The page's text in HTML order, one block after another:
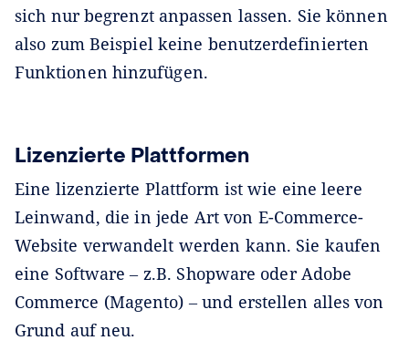
sich nur begrenzt anpassen lassen. Sie können
also zum Beispiel keine benutzerdefinierten
Funktionen hinzufügen.
Lizenzierte Plattformen
Eine lizenzierte Plattform ist wie eine leere
Leinwand, die in jede Art von E-Commerce-
Website verwandelt werden kann. Sie kaufen
eine Software ‒ z.B. Shopware oder Adobe
Commerce (Magento) ‒ und erstellen alles von
Grund auf neu.